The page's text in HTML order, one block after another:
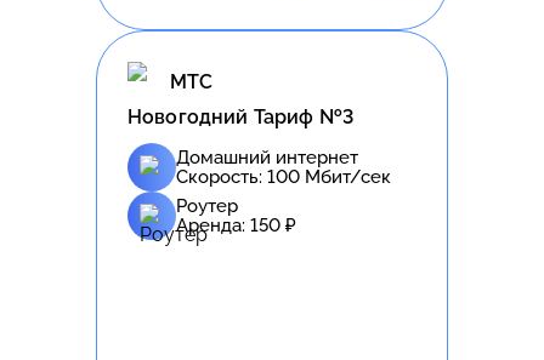
МТС
Новогодний Тариф №3
Домашний интернет
Скорость: 100 Мбит/сек
Роутер
Аренда: 150 ₽